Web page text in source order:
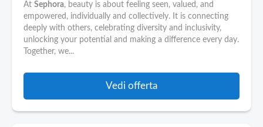
At Sephora, beauty is about feeling seen, valued, and
empowered, individually and collectively. It is connecting
deeply with others, celebrating diversity and inclusivity,
unlocking your potential and making a difference every day.
Together, we...
Vedi offerta